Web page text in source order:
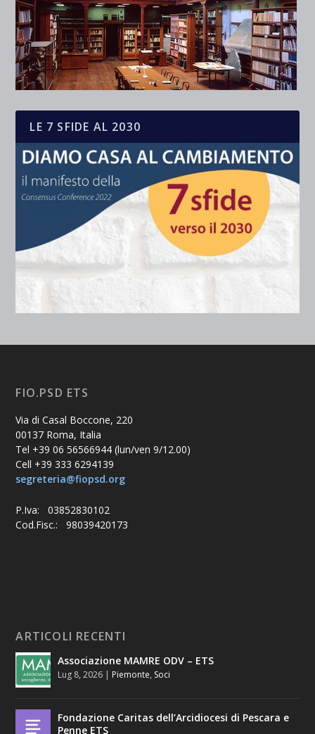
LE 7 SFIDE AL 2030
FIO.PSD ETS
Via di Casal Boccone, 220
00137 Roma, Italia
Tel +39 06 56566944 (lun/ven 9/12.00)
Cell +39 333 6294139
segreteria@fiopsd.org
P.Iva: 03852830102
Cod.Fisc.: 98039420173
ARTICOLI RECENTI
Associazione MAMRE ODV – ETS
Lug 8, 2026 | Piemonte, Soci
Fondazione Caritas dell’Arcidiocesi di Pescara e
Penne ETS